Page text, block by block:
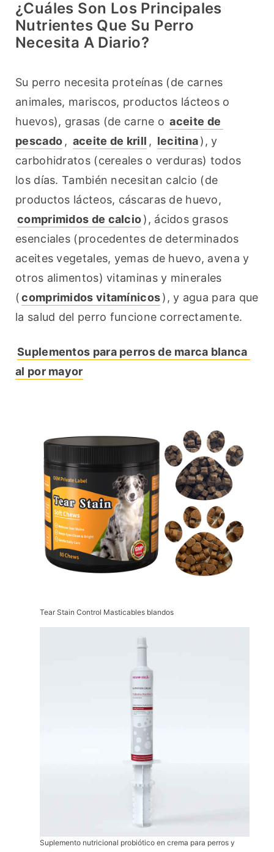
¿Cuáles Son Los Principales
Nutrientes Que Su Perro
Necesita A Diario?
Su perro necesita proteínas (de carnes
animales, mariscos, productos lácteos o
huevos), grasas (de carne o aceite de
pescado , aceite de krill , lecitina), y
carbohidratos (cereales o verduras) todos
los días. También necesitan calcio (de
comprimidos de calcio), ácidos grasos
esenciales (procedentes de determinados
aceites vegetales, yemas de huevo, avena y
otros alimentos) vitaminas y minerales
( comprimidos vitamínicos), y agua para que
la salud del perro funcione correctamente.
Suplementos para perros de marca blanca
al por mayor
Tear Stain Control Masticables blandos
Suplemento nutricional probiótico en crema para perros y